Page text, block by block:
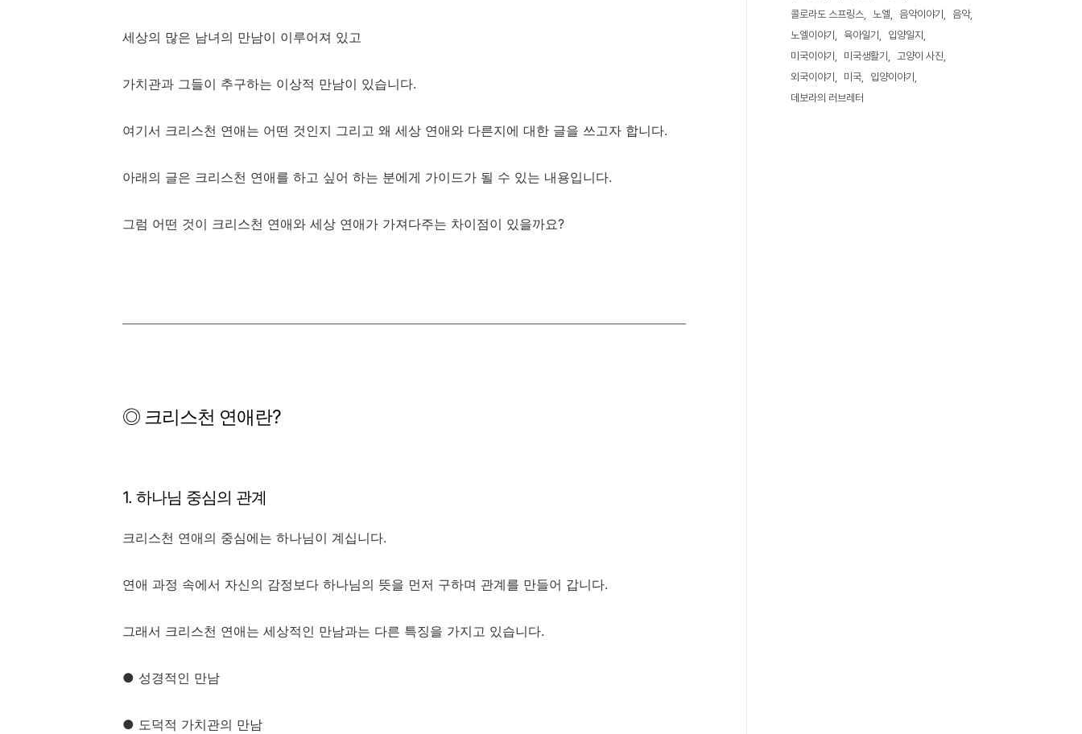
세상의 많은 남녀의 만남이 이루어져 있고
가치관과 그들이 추구하는 이상적 만남이 있습니다.
여기서 크리스천 연애는 어떤 것인지 그리고 왜 세상 연애와 다른지에 대한 글을 쓰고자 합니다.
아래의 글은 크리스천 연애를 하고 싶어 하는 분에게 가이드가 될 수 있는 내용입니다.
그럼 어떤 것이 크리스천 연애와 세상 연애가 가져다주는 차이점이 있을까요?
◎ 크리스천 연애란?
1. 하나님 중심의 관계
크리스천 연애의 중심에는 하나님이 계십니다.
연애 과정 속에서 자신의 감정보다 하나님의 뜻을 먼저 구하며 관계를 만들어 갑니다.
그래서 크리스천 연애는 세상적인 만남과는 다른 특징을 가지고 있습니다.
● 성경적인 만남
● 도덕적 가치관의 만남
콜로라도 스프링스
노엘 음악이야기
음악
노엘이야기
육아일기
입양일지
미국이야기
미국생활기
고양이 사진
외국이야기
미국
입양이야기
데보라의 러브레터